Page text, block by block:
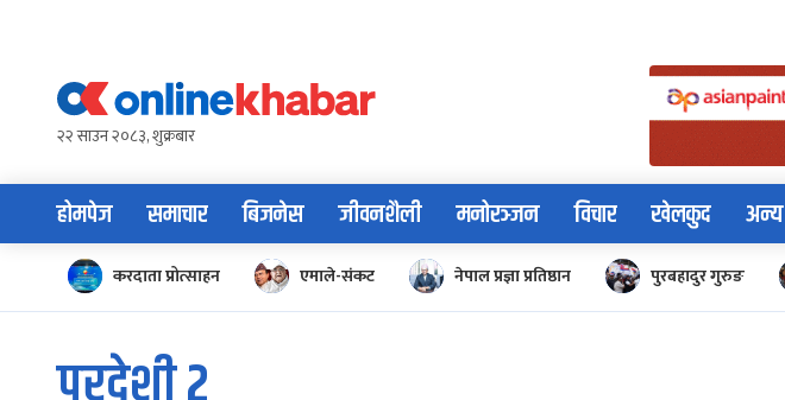
content२२ साउन २०८३, शुक्रबार
होमपेज समाचार बिजनेस जीवनशैली मनोरञ्जन विचार खेलकुद अन्य
करदाता प्रोत्साहन एमाले-संकट नेपाल प्रज्ञा प्रतिष्ठान पुरबहादुर गुरुङ